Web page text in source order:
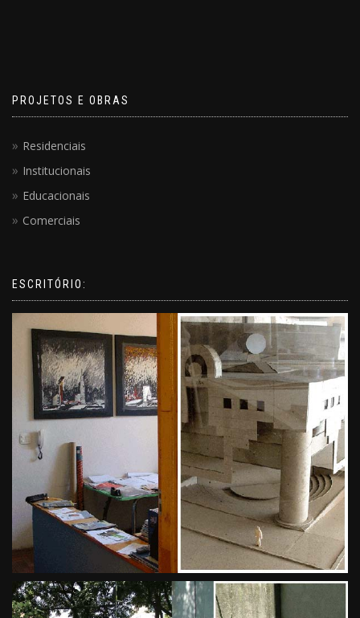
PROJETOS E OBRAS
Residenciais
Institucionais
Educacionais
Comerciais
ESCRITÓRIO: